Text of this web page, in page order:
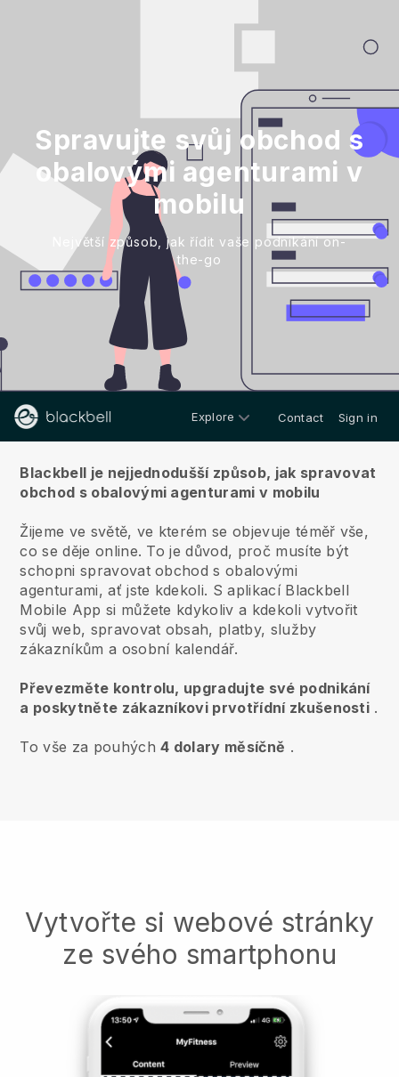
Spravujte svůj obchod s
obalovými agenturami v
mobilu
Největší způsob, jak řídit vaše podnikání on-
the-go
Explore Contact Sign in
Blackbell je nejjednodušší způsob, jak spravovat
obchod s obalovými agenturami v mobilu
Žijeme ve světě, ve kterém se objevuje téměř vše,
co se děje online. To je důvod, proč musíte být
schopni spravovat obchod s obalovými
agenturami, ať jste kdekoli. S aplikací Blackbell
Mobile App si můžete kdykoliv a kdekoli vytvořit
svůj web, spravovat obsah, platby, služby
zákazníkům a osobní kalendář.
Převezměte kontrolu, upgradujte své podnikání
a poskytněte zákazníkovi prvotřídní zkušenosti .
To vše za pouhých4 dolary měsíčně .
Vytvořte si webové stránky
ze svého smartphonu